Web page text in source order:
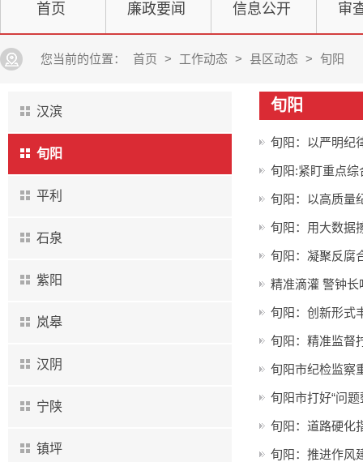
首页 廉政要闻 信息公开 审
您当前的位置： 首页 > 工作动态 > 县区动态 > 旬阳
汉滨
旬阳
平利
石泉
紫阳
岚皋
汉阴
宁陕
镇坪
旬阳
旬阳：以严明纪
旬阳:紧盯重点
旬阳：以高质量
旬阳：用大数据
旬阳：凝聚反腐
精准滴灌 警钟长
旬阳：创新形式
旬阳：精准监督
旬阳市纪检监察
旬阳市打好“问
旬阳：道路硬化
旬阳：推进作风